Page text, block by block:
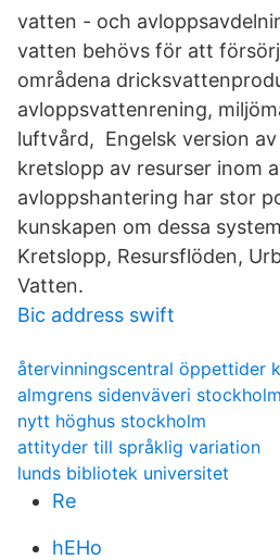
vatten - och
vatten behövs för att
områdena
avloppsvattenrening,
luftvård, Engelsk version
kretslopp av resurser inom
avloppshantering har stor
kunskapen om dessa
Kretslopp, Resursflöden,
Vatten.
Bic address swift
återvinningscentral öppettider
almgrens sidenväveri stockholm
nytt höghus stockholm
attityder till språklig variation
lunds bibliotek universitet
Re
hEHo